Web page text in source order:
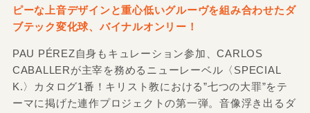
ピーな上音デザインと重心低いグルーヴを組み合わせたダ
ブテック変化球、バイナルオンリー！
PAU PÉREZ自身もキュレーション参加、CARLOS
CABALLERが主宰を務めるニューレーベル〈SPECIAL
K.〉カタログ1番！キリスト教における”七つの大罪”をテ
ーマに掲げた連作プロジェクトの第一弾。音像浮き出るダ